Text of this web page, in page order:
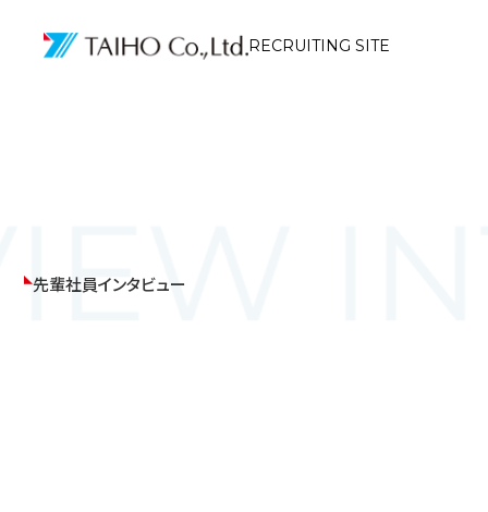
RECRUITING SITE
先輩社員インタビュー